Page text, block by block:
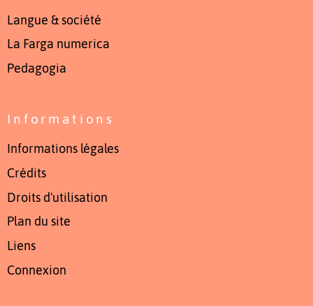
Langue & société
La Farga numerica
Pedagogia
Informations
Informations légales
Crédits
Droits d'utilisation
Plan du site
Liens
Connexion